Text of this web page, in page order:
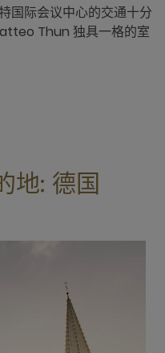
国际会议中心的交通十分
Thun 独具一格的室
地: 德国